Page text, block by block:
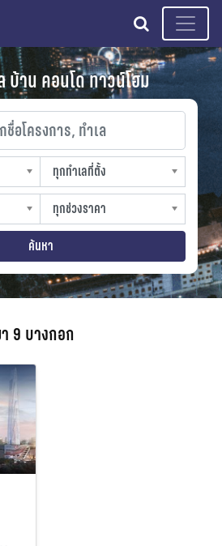
search
บ้าน คอนโด ทาวน์โฮม
รงการ, ทำเล
ทุกทำเลที่ตั้ง
slocation
ทุกช่วงราคา
sprice
ค้นหา
9 บางกอก